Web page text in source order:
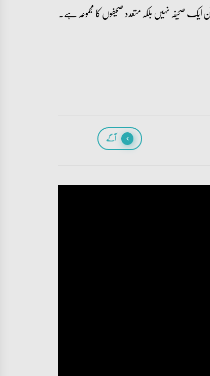
صحیفہ نہیں بلکہ متعدد صحیفوں کا مجموعہ ہے۔
آگے